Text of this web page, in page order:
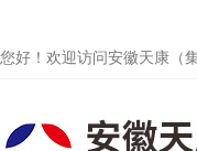
您好！欢迎访问安徽天康（